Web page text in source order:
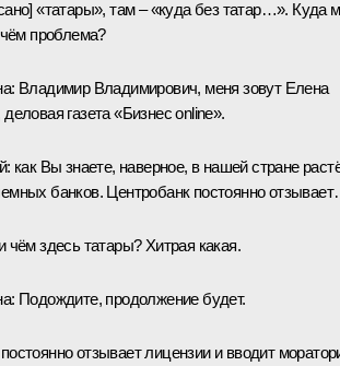
«татары», там – «куда без татар…». Куда
проблема?
Владимир Владимирович, меня зовут Елена
газета «Бизнес online».
как Вы знаете, наверное, в нашей стране
банков. Центробанк постоянно
чём здесь татары? Хитрая какая.
Подождите, продолжение будет.
отзывает лицензии и вводит